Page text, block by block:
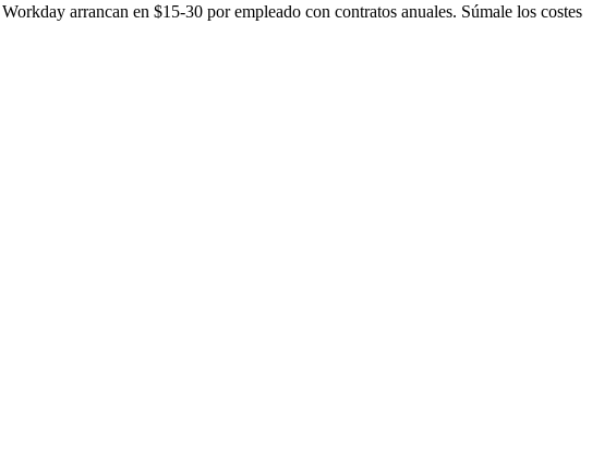
arrancan en $15-30 por empleado con contratos anuales. Súmale los costes